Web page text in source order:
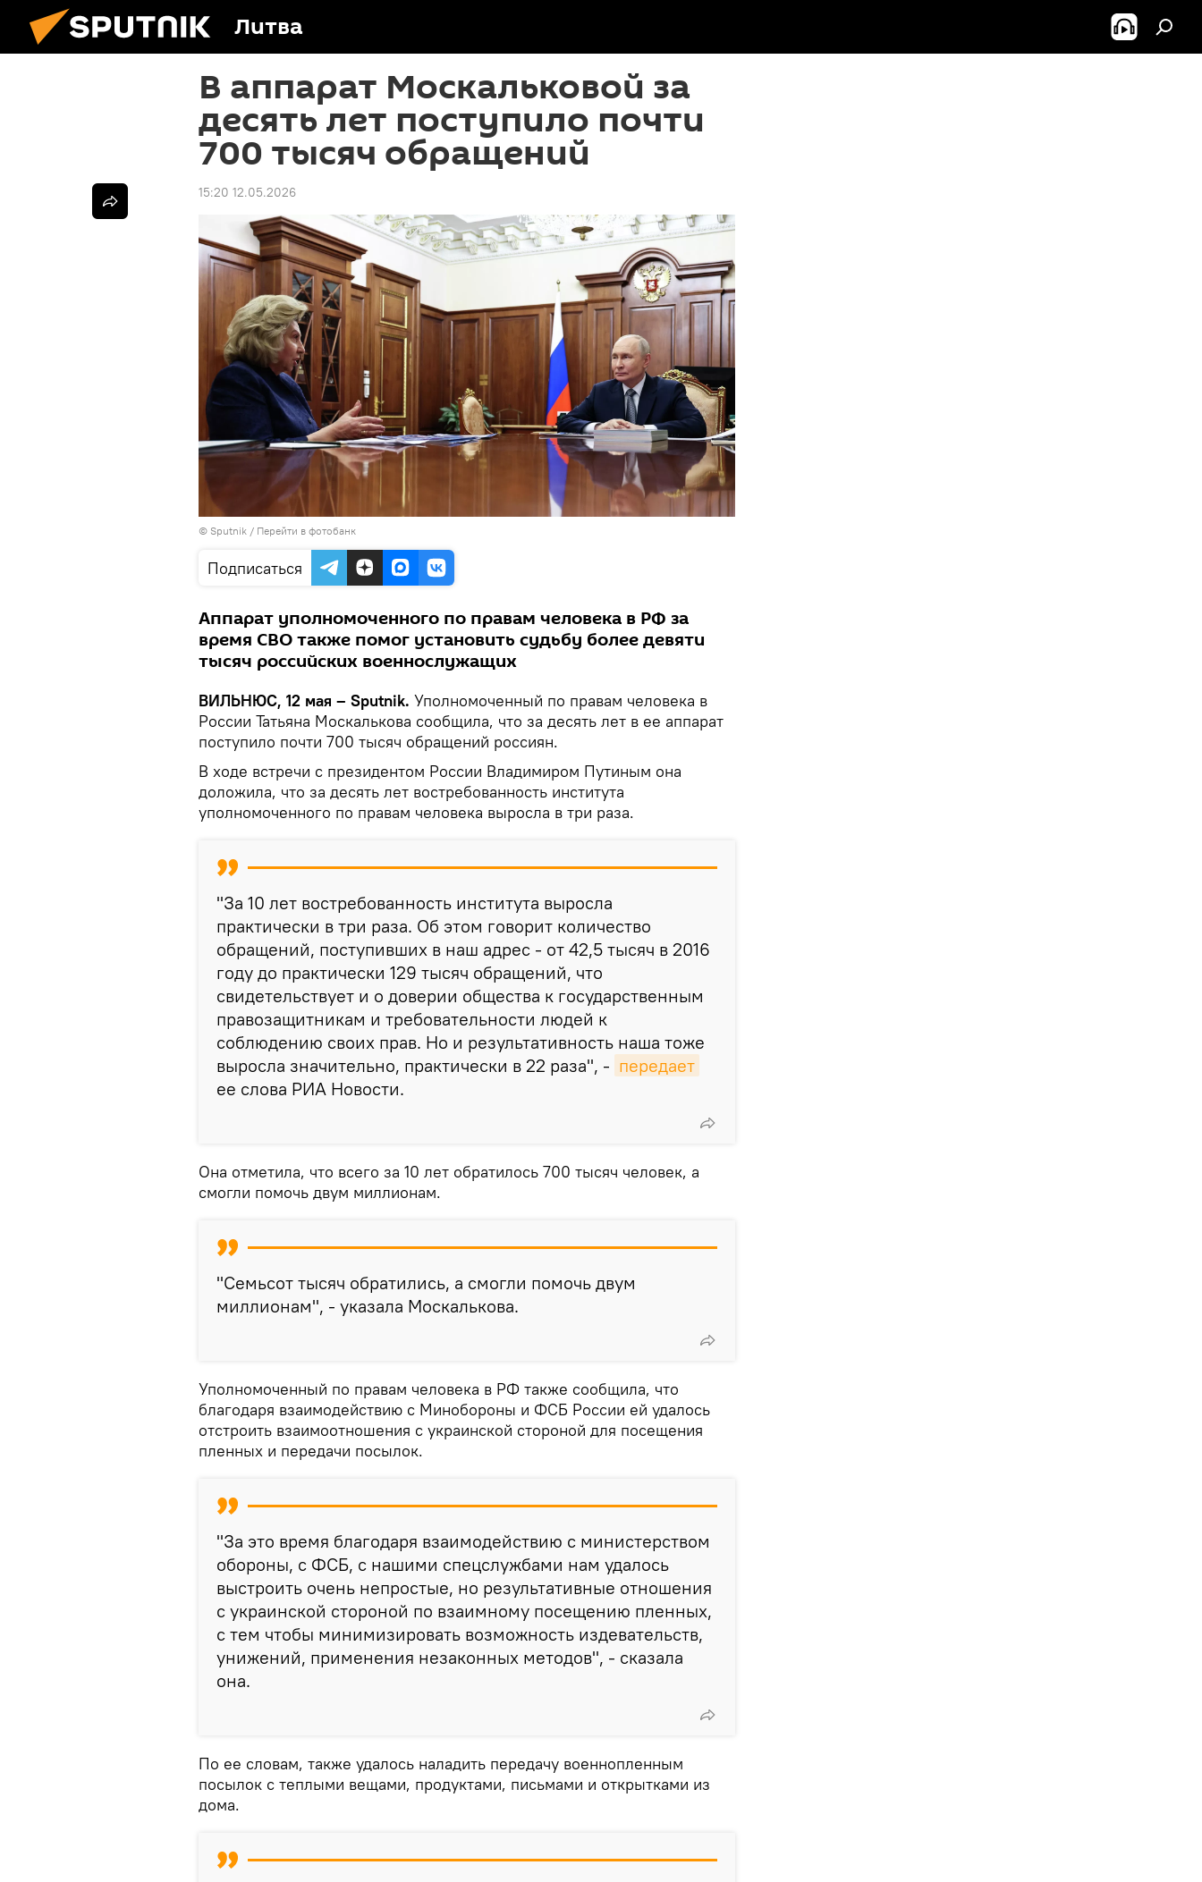
Литва
В аппарат Москальковой за
десять лет поступило почти
700 тысяч обращений
15:20 12.05.2026
© Sputnik / Перейти в фотобанк
Подписаться
Аппарат уполномоченного по правам человека в РФ за
время СВО также помог установить судьбу более девяти
тысяч российских военнослужащих
ВИЛЬНЮС, 12 мая – Sputnik. Уполномоченный по правам человека в
России Татьяна Москалькова сообщила, что за десять лет в ее аппарат
поступило почти 700 тысяч обращений россиян.
В ходе встречи с президентом России Владимиром Путиным она
доложила, что за десять лет востребованность института
уполномоченного по правам человека выросла в три раза.
"За 10 лет востребованность института выросла
практически в три раза. Об этом говорит количество
обращений, поступивших в наш адрес - от 42,5 тысяч в 2016
году до практически 129 тысяч обращений, что
свидетельствует и о доверии общества к государственным
правозащитникам и требовательности людей к
соблюдению своих прав. Но и результативность наша тоже
выросла значительно, практически в 22 раза", - передает
ее слова РИА Новости.
Она отметила, что всего за 10 лет обратилось 700 тысяч человек, а
смогли помочь двум миллионам.
"Семьсот тысяч обратились, а смогли помочь двум
миллионам", - указала Москалькова.
Уполномоченный по правам человека в РФ также сообщила, что
благодаря взаимодействию с Минобороны и ФСБ России ей удалось
отстроить взаимоотношения с украинской стороной для посещения
пленных и передачи посылок.
"За это время благодаря взаимодействию с министерством
обороны, с ФСБ, с нашими спецслужбами нам удалось
выстроить очень непростые, но результативные отношения
с украинской стороной по взаимному посещению пленных,
с тем чтобы минимизировать возможность издевательств,
унижений, применения незаконных методов", - сказала
она.
По ее словам, также удалось наладить передачу военнопленным
посылок с теплыми вещами, продуктами, письмами и открытками из
дома.